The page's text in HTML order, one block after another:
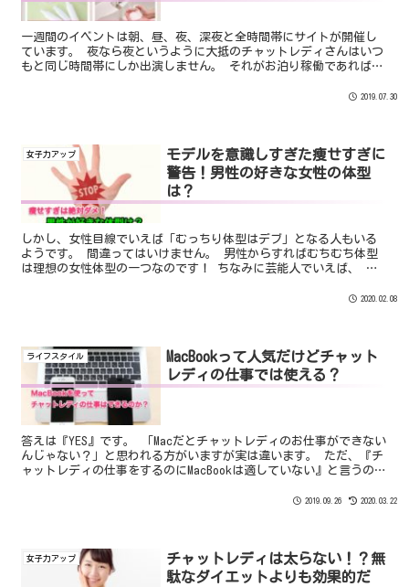
一週間のイベントは朝、昼、夜、深夜と全時間帯にサイトが開催し
ています。 夜なら夜というように大抵のチャットレディさんはいつ
もと同じ時間帯にしか出演しません。 それがお泊り稼働であればち
2019.07.30
女子力アップ
モデルを意識しすぎた痩せすぎに
警告！男性の好きな女性の体型
は？
しかし、女性目線でいえば「むっちり体型はデブ」となる人もいる
ようです。 間違ってはいけません。 男性からすればむちむち体型
は理想の女性体型の一つなのです！ ちなみに芸能人でいえば、 ・
2020.02.08
ライフスタイル
MacBookって人気だけどチャット
レディの仕事では使える？
答えは『YES』です。 「Macだとチャットレディのお仕事ができない
んじゃない？」と思われる方がいますが実は違います。 ただ、『チ
ャットレディの仕事をするのにMacBookは適していない』と言うのが
WEBカメラを使うときに映像は映るがソフトウェアが正常に起動しな
2019.09.26 2020.03.22
女子力アップ
チャットレディは太らない！？無
駄なダイエットよりも効果的だ